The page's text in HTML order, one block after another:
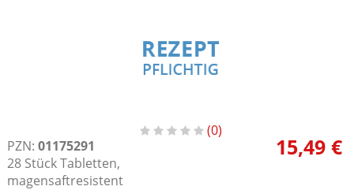
0
PZN: 01175291
28 Stück Tabletten,
magensaftresistent
15,49 €